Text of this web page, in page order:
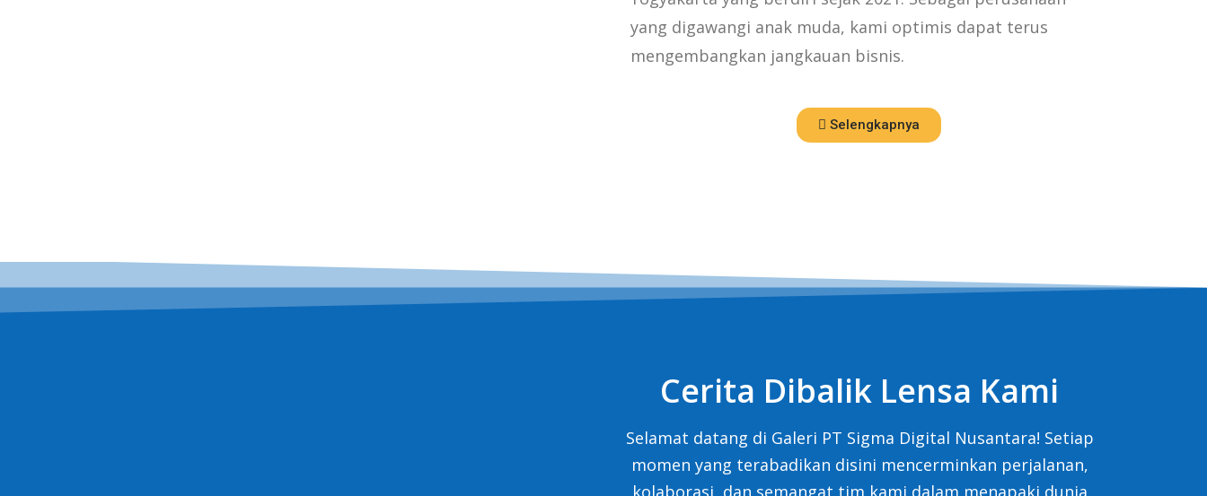
yang digawangi anak muda, kami optimis dapat terus
mengembangkan jangkauan bisnis.
Selengkapnya
Cerita Dibalik Lensa Kami
Selamat datang di Galeri PT Sigma Digital Nusantara! Setiap
momen yang terabadikan disini mencerminkan perjalanan,
kolaborasi, dan semangat tim kami dalam menapaki dunia